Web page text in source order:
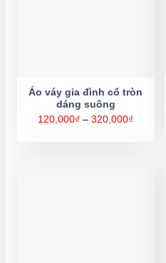
Áo váy gia đình cổ tròn
dáng suông
120,000₫ – 320,000₫